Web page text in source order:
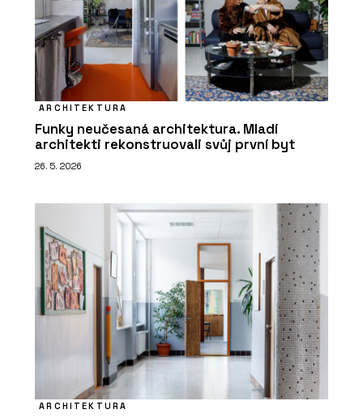
ARCHITEKTURA
Funky neučesaná architektura. Mladí
architekti rekonstruovali svůj první byt
26. 5. 2026
ARCHITEKTURA